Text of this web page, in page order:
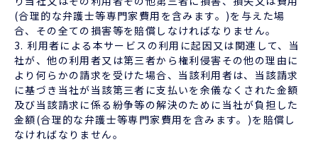
(合理的な弁護士等専門家費用を含みます。)を与えた場
合、その全ての損害等を賠償しなければなりません。
3. 利用者による本サービスの利用に起因又は関連して、当
社が、他の利用者又は第三者から権利侵害その他の理由に
より何らかの請求を受けた場合、当該利用者は、当該請求
に基づき当社が当該第三者に支払いを余儀なくされた金額
及び当該請求に係る紛争等の解決のために当社が負担した
金額(合理的な弁護士等専門家費用を含みます。)を賠償し
なければなりません。